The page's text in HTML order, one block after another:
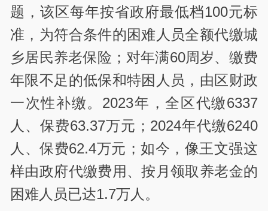
题，该区每年按省政府最低档100元标
准，为符合条件的困难人员全额代缴城
乡居民养老保险；对年满60周岁、缴费
年限不足的低保和特困人员，由区财政
一次性补缴。2023年，全区代缴6337
人、保费63.37万元；2024年代缴6240
人、保费62.4万元；如今，像王文强这
样由政府代缴费用、按月领取养老金的
困难人员已达1.7万人。